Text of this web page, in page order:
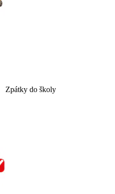
Zpátky do školy